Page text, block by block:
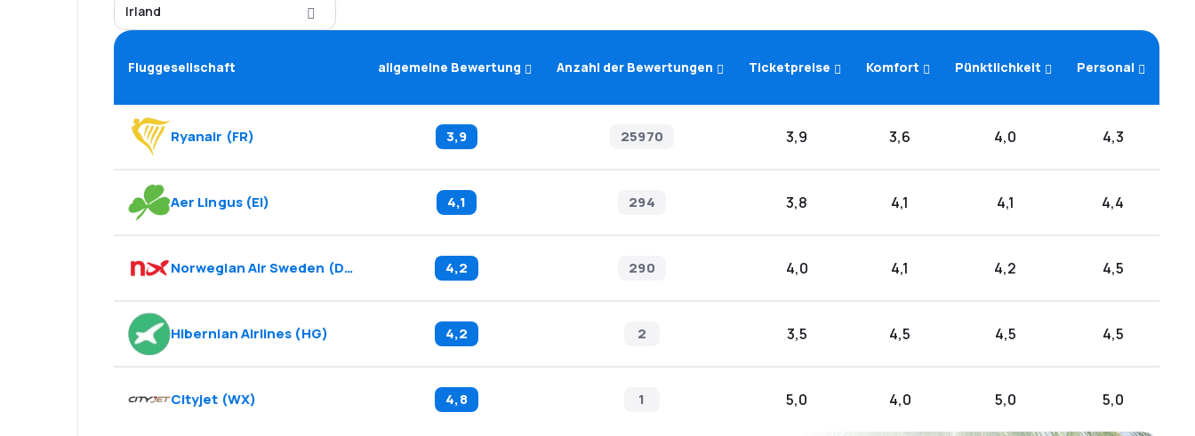
Irland
Fluggesellschaft allgemeine Bewertung Anzahl der Bewertungen Ticketpreise Komfort Pünktlichkeit Personal
Ryanair (FR) 3,9 25970 3,9 3,6 4,0 4,3
Aer Lingus(EI) 4,1 294 3,8 4,1 4,1 4,4
Norwegian Air Sweden (D8 ) 4,2 290 4,0 4,1 4,2 4,5
Hibernian Airlines (HG) 4,2 2 3,5 4,5 4,5 4,5
Cityjet (WX) 4,8 1 5,0 4,0 5,0 5,0